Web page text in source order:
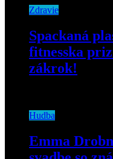
Zdravie
Spackaná
fitnesska
zákrok!
Hudba
Emma